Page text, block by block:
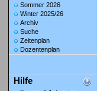
Sommer 2026
Winter 2025/26
Archiv
Suche
Zeitenplan
Dozentenplan
Hilfe